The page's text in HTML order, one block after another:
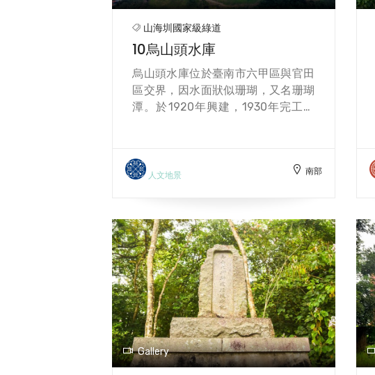
山海圳國家級綠道
10烏山頭水庫
烏山頭水庫位於臺南市六甲區與官田
區交界，因水面狀似珊瑚，又名珊瑚
潭。於1920年興建，1930年完工，
水利工程師八田與一規劃與大成建設
興建完成。主要水源來自曾文水庫的
水庫庫區，供應臺南地區公共給水與
嘉南大圳廣大灌區灌溉用水之需。 烏
山頭水庫主壩採「半水力淤填」式構
築，以卵石、圓礫石、碎石、沙、黏
土來構築土石水壩，並利用黏土的不
透水性材料加上強力的射水讓黏土沿
途自然沉澱，造成顆粒均布良好的不
透水心壁。不用人力、機械來砌築，
是台灣唯一採取此工法的水庫，也是
人文地景 南部
Gallery